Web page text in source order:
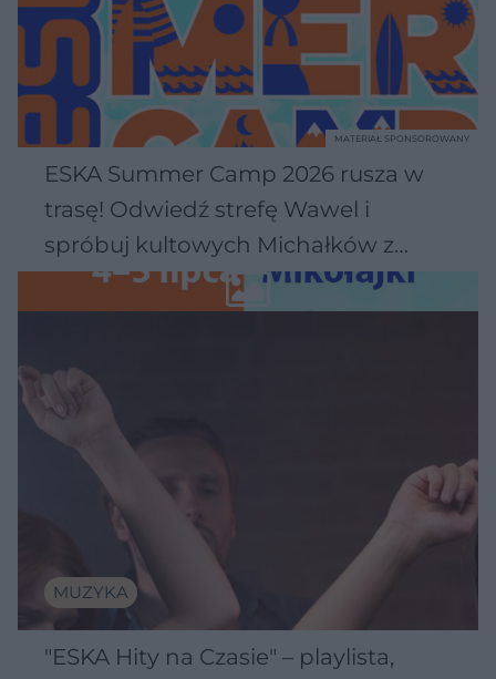
ESKA Summer Camp 2026 rusza w
trasę! Odwiedź strefę Wawel i
spróbuj kultowych Michałków z
Wawelu
MATERIAŁ SPONSOROWANY
MUZYKA
"ESKA Hity na Czasie" – playlista,